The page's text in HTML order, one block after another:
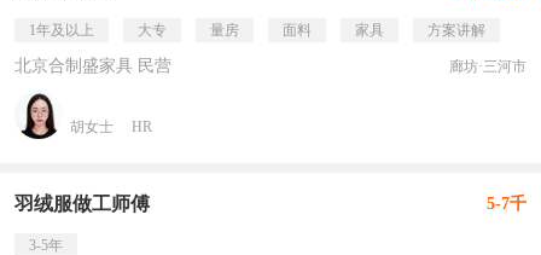
1年及以上 大专 量房 面料 家具 方案讲解
北京合制盛家具 民营 廊坊·三河市
胡女士 HR
羽绒服做工师傅 5-7千
3-5年